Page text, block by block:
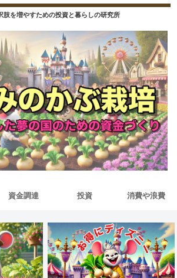
肢を増やすための投資と暮らしの研究所
資金調達 投資 消費や浪費